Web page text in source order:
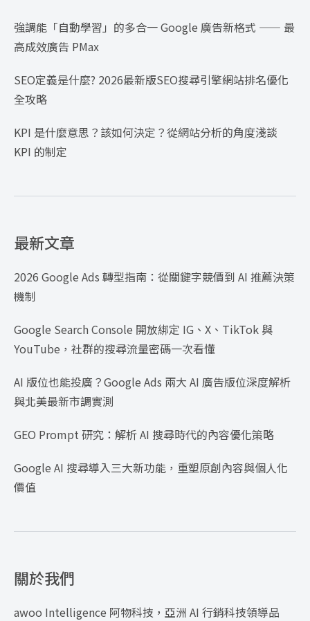
強調能「自動學習」的多合一 Google 廣告新格式 —— 最
高成效廣告 PMax
SEO定義是什麼? 2026最新版SEO搜尋引擎網站排名優化
全攻略
KPI 是什麼意思？該如何決定？從網站分析的角度淺談
KPI 的制定
最新文章
2026 Google Ads 轉型指南：從關鍵字競價到 AI 推薦決策
機制
Google Search Console 開放綁定 IG、X、TikTok 與
YouTube，社群的搜尋流量密碼一次看懂
AI 版位也能投廣？Google Ads 兩大 AI 廣告版位深度解析
與北美最新市調實測
GEO Prompt 研究：解析 AI 搜尋時代的內容優化策略
Google AI 搜尋導入三大新功能，重塑原創內容與個人化
價值
關於我們
awoo Intelligence 阿物科技，亞洲 AI 行銷科技領導品